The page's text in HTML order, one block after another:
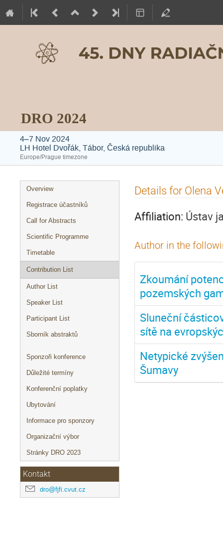
DRO 2024
4–7 Nov 2024
LH Hotel Dvořák, Tábor, Česká republika
Europe/Prague timezone
Event
menu
Overview
Registrace účastníků
Call for Abstracts
Scientific Programme
Timetable
Contribution List
Author List
Speaker List
Participant List
Sborník abstraktů
Sponzoři konference
Důležité termíny
Konferenční poplatky
Ubytování
Informace pro sponzory
Organizační výbor
Stránky DRO 2023
Kontakt
dro@fjfi.cvut.cz
Details for Olena
Affiliation: Ústav
Author in the
Zkoumání
pozemských
Sluneční
sítě na
Netypické
Šumavy